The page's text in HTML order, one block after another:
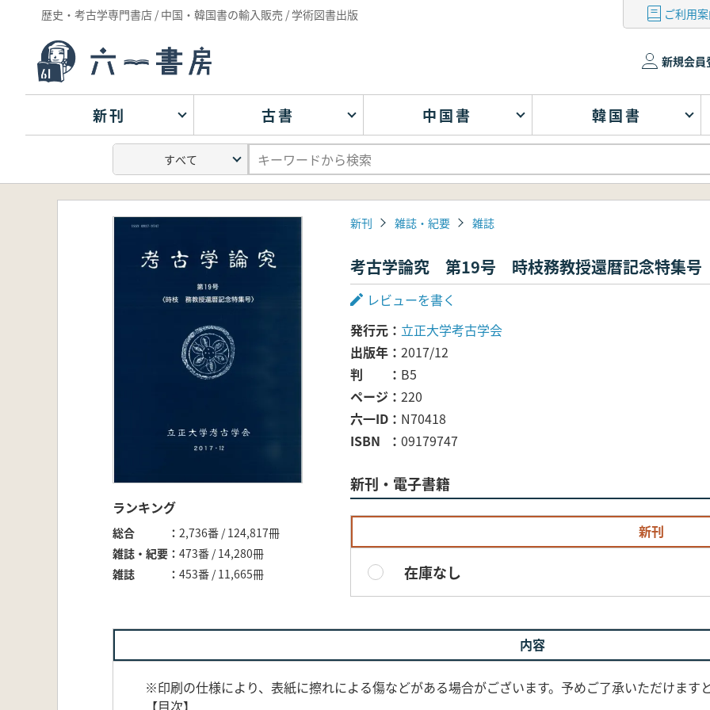
歴史・考古学専門書店 / 中国・韓国書の輸入販売 / 学術図書出版 ご利用
新規会員
新刊 古書 中国書 韓国書
ランキング
総合
2,736番 / 124,817冊
雑誌・紀要
473番 / 14,280冊
雑誌
453番 / 11,665冊
新刊 雑誌・紀要 雑誌
考古学論究 第19号 時枝務教授還暦記念特集号
レビューを書く
発行元
立正大学考古学会
出版年
2017/12
判
B5
ページ
220
六一ID
N70418
ISBN
09179747
新刊・電子書籍
新刊
在庫なし
内容
※印刷の仕様により、表紙に擦れによる傷などがある場合がございます。予めご了承いただけます
【目次】